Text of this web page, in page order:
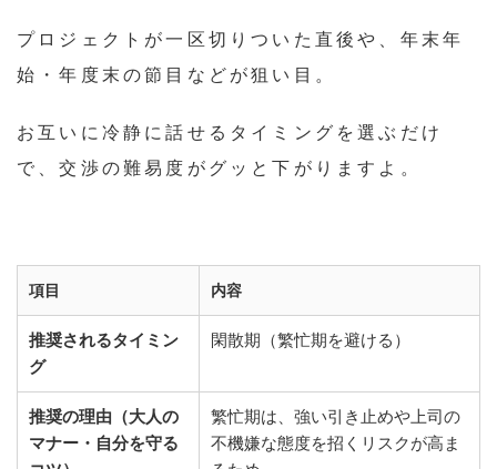
プロジェクトが一区切りついた直後や、年末年
始・年度末の節目などが狙い目。
お互いに冷静に話せるタイミングを選ぶだけ
で、交渉の難易度がグッと下がりますよ。
項目 内容
推奨されるタイミン
グ
閑散期（繁忙期を避ける）
推奨の理由（大人の
マナー・自分を守る
繁忙期は、強い引き止めや上司の
不機嫌な態度を招くリスクが高ま